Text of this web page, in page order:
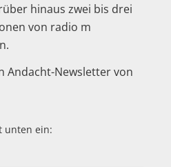
hinaus zwei bis drei
von radio m
Andacht-Newsletter von
unten ein: